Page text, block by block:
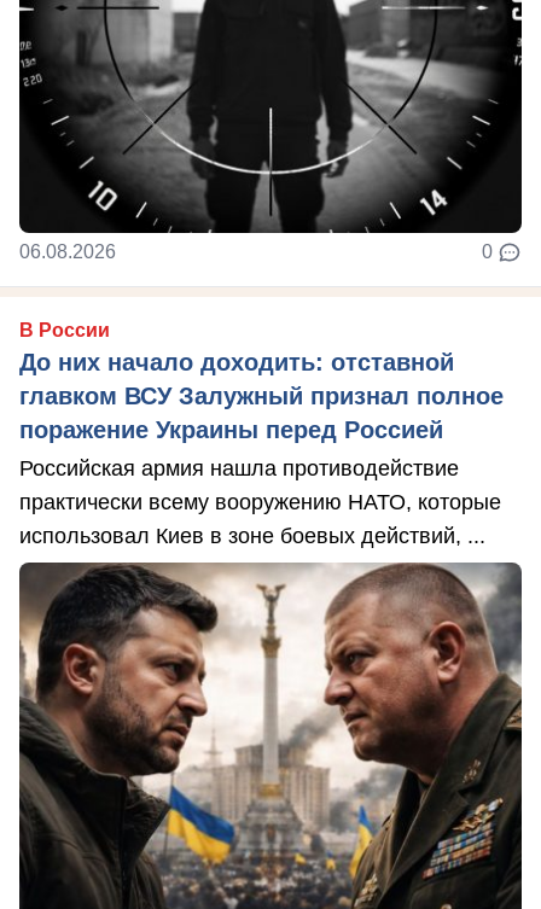
06.08.2026 0
В России
До них начало доходить: отставной
главком ВСУ Залужный признал полное
поражение Украины перед Россией
Российская армия нашла противодействие
практически всему вооружению НАТО, которые
использовал Киев в зоне боевых действий, ...